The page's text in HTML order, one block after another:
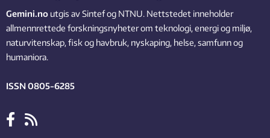
Gemini.no utgis av Sintef og NTNU. Nettstedet inneholder
allmennrettede forskningsnyheter om teknologi, energi og miljø,
naturvitenskap, fisk og havbruk, nyskaping, helse, samfunn og
humaniora.
ISSN 0805-6285